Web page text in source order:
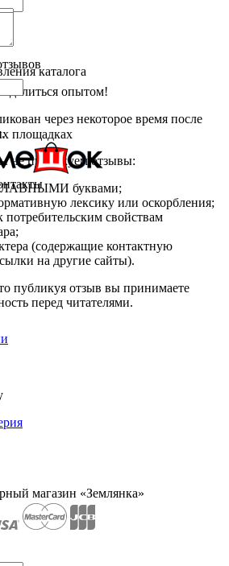
опытом!
через некоторое время после
не публикуем отзывы:
буквами;
лексику или оскорбления;
потребительским свойствам
(содержащие контактную
на другие сайты).
публикуя отзыв вы принимаете
перед читателями.
каталога
площадках
магазин «Землянка»